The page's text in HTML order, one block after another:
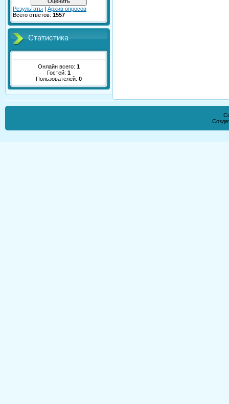
Результаты | Архив опросов
Всего ответов: 1557
Статистика
Онлайн всего: 1
Гостей: 1
Пользователей: 0